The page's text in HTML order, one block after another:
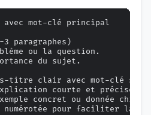
avec mot-clé principal
paragraphes)
ou la question.
du sujet.
titre clair avec mot-clé
courte et précise.
concret ou donnée
numérotée pour faciliter la